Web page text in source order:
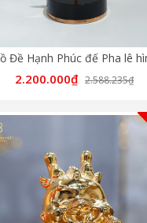
2.200.000₫ 2.588.235₫